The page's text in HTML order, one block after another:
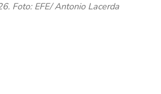
Foto: EFE/ Antonio Lacerda